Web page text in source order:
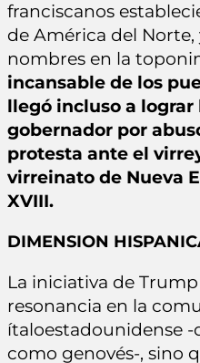
franciscanos
de América del Norte,
nombres en la
incansable de los
llegó incluso a
gobernador por
protesta ante el
virreinato de Nueva
XVIII.
DIMENSION
La iniciativa de
resonancia en la
ítaloestadounidense -
como genovés-, sino